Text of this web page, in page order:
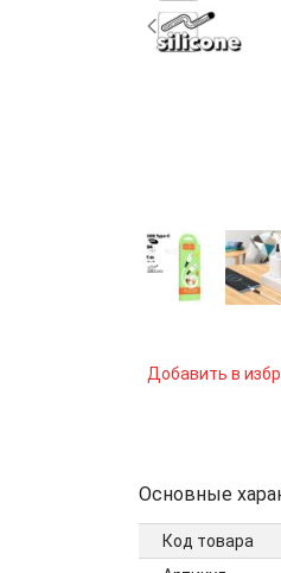
Добавить в
Основные
Код товара